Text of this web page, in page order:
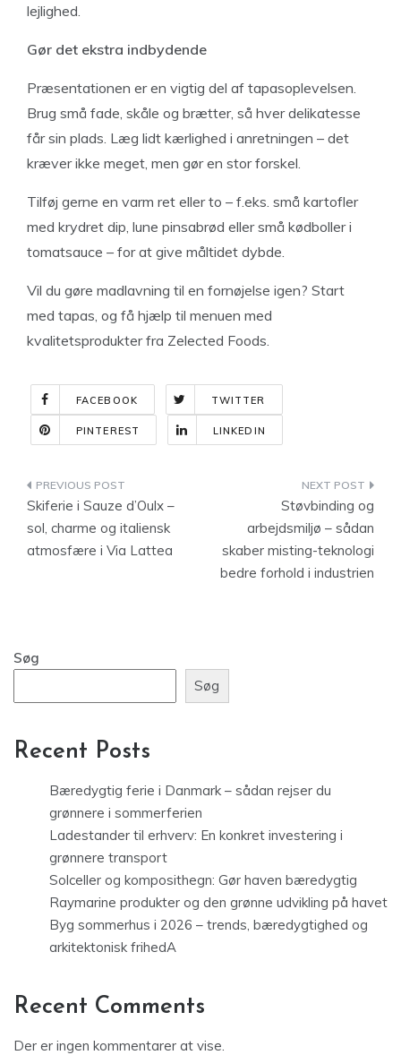
lejlighed.
Gør det ekstra indbydende
Præsentationen er en vigtig del af tapasoplevelsen.
Brug små fade, skåle og brætter, så hver delikatesse
får sin plads. Læg lidt kærlighed i anretningen – det
kræver ikke meget, men gør en stor forskel.
Tilføj gerne en varm ret eller to – f.eks. små kartofler
med krydret dip, lune pinsabrød eller små kødboller i
tomatsauce – for at give måltidet dybde.
Vil du gøre madlavning til en fornøjelse igen? Start
med tapas, og få hjælp til menuen med
kvalitetsprodukter fra Zelected Foods.
FACEBOOK TWITTER
PINTEREST LINKEDIN
Indlægsnavigation
Skiferie i Sauze d’Oulx –
sol, charme og italiensk
atmosfære i Via Lattea
Støvbinding og
arbejdsmiljø – sådan
skaber misting-teknologi
bedre forhold i industrien
Søg
Søg
Recent Posts
Bæredygtig ferie i Danmark – sådan rejser du
grønnere i sommerferien
Ladestander til erhverv: En konkret investering i
grønnere transport
Solceller og komposithegn: Gør haven bæredygtig
Raymarine produkter og den grønne udvikling på havet
Byg sommerhus i 2026 – trends, bæredygtighed og
arkitektonisk frihedA
Recent Comments
Der er ingen kommentarer at vise.